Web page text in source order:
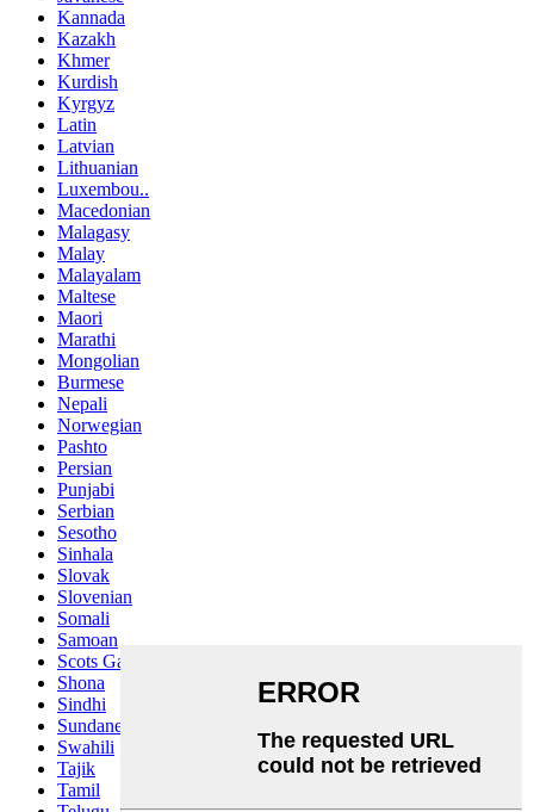
Kannada
Kazakh
Khmer
Kurdish
Kyrgyz
Latin
Latvian
Lithuanian
Luxembou..
Macedonian
Malagasy
Malay
Malayalam
Maltese
Maori
Marathi
Mongolian
Burmese
Nepali
Norwegian
Pashto
Persian
Punjabi
Serbian
Sesotho
Sinhala
Slovak
Slovenian
Somali
Samoan
Scots Gaelic
Shona
Sindhi
Sundanese
Swahili
Tajik
Tamil